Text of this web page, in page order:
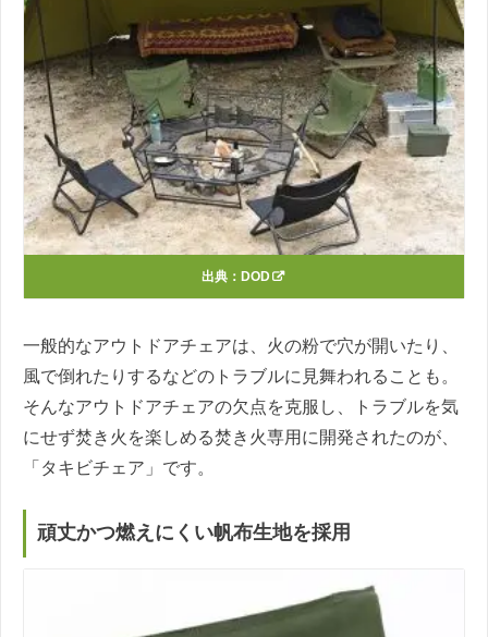
出典： DOD
一般的なアウトドアチェアは、火の粉で穴が開いたり、
風で倒れたりするなどのトラブルに見舞われることも。
そんなアウトドアチェアの欠点を克服し、トラブルを気
にせず焚き火を楽しめる焚き火専用に開発されたのが、
「タキビチェア」です。
頑丈かつ燃えにくい帆布生地を採用